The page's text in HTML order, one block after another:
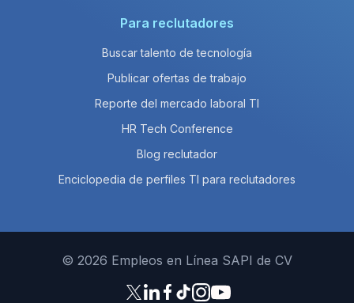
Para reclutadores
Buscar talento de tecnología
Publicar ofertas de trabajo
Reporte del mercado laboral TI
HR Tech Conference
Blog reclutador
Enciclopedia de perfiles TI para reclutadores
© 2026 Empleos en Línea SAPI de CV